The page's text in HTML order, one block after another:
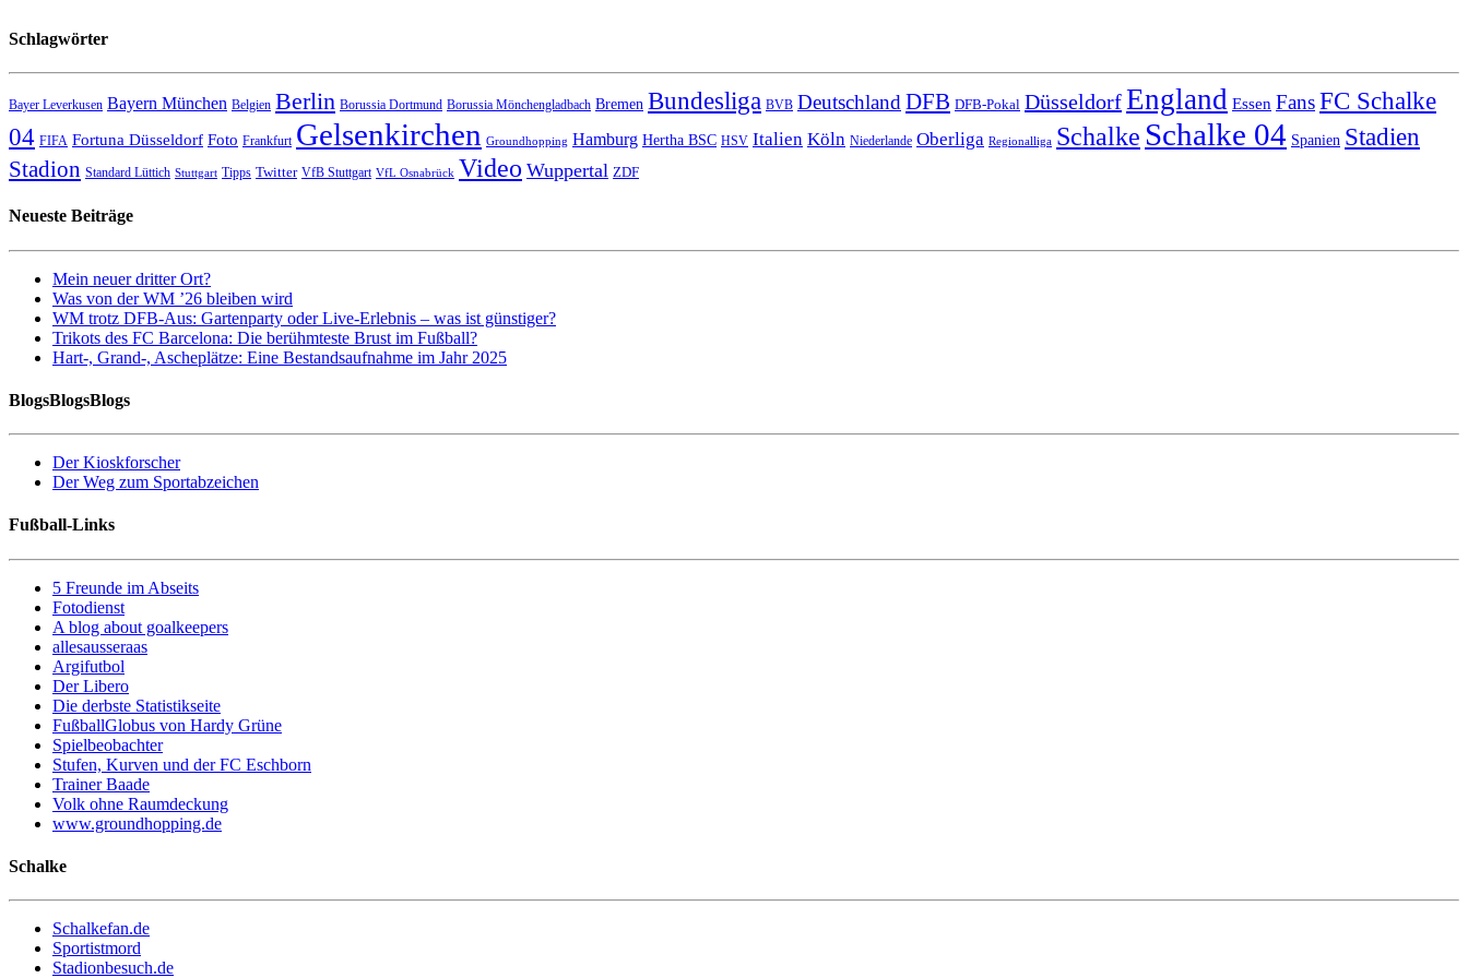
Schlagwörter
Bayer Leverkusen Bayern München Belgien Berlin Borussia Dortmund Borussia Mönchengladbach Bremen Bundesliga BVB Deutschland DFB DFB-Pokal DüsseldorfEngland Essen FansFC Schalke
04 FIFA Fortuna Düsseldorf Foto Frankfurt Gelsenkirchen Groundhopping Hamburg Hertha BSC HSV Italien Köln Niederlande Oberliga Regionalliga Schalke Schalke 04 Spanien Stadien
Stadion Standard Lüttich Stuttgart Tipps Twitter VfB Stuttgart VfL Osnabrück Video Wuppertal ZDF
Neueste Beiträge
Mein neuer dritter Ort?
Was von der WM ’26 bleiben wird
WM trotz DFB-Aus: Gartenparty oder Live-Erlebnis – was ist günstiger?
Trikots des FC Barcelona: Die berühmteste Brust im Fußball?
Hart-, Grand-, Ascheplätze: Eine Bestandsaufnahme im Jahr 2025
BlogsBlogsBlogs
Der Kioskforscher
Der Weg zum Sportabzeichen
Fußball-Links
5 Freunde im Abseits
Fotodienst
A blog about goalkeepers
allesausseraas
Argifutbol
Der Libero
Die derbste Statistikseite
FußballGlobus von Hardy Grüne
Spielbeobachter
Stufen, Kurven und der FC Eschborn
Trainer Baade
Volk ohne Raumdeckung
www.groundhopping.de
Schalke
Schalkefan.de
Sportistmord
Stadionbesuch.de